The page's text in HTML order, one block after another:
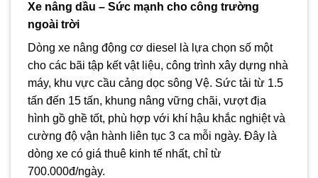
Xe nâng dầu – Sức mạnh cho công trường
ngoài trời
Dòng xe nâng động cơ diesel là lựa chọn số một
cho các bãi tập kết vật liệu, công trình xây dựng nhà
máy, khu vực cầu cảng dọc sông Vệ. Sức tải từ 1.5
tấn đến 15 tấn, khung nâng vững chãi, vượt địa
hình gồ ghề tốt, phù hợp với khí hậu khắc nghiệt và
cường độ vận hành liên tục 3 ca mỗi ngày. Đây là
dòng xe có giá thuê kinh tế nhất, chỉ từ
700.000đ/ngày.